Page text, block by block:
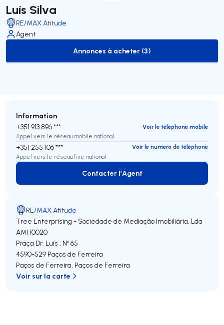
Luís Silva
RE/MAX Atitude
Agent
to-buy-listing
Annonces à acheter (3)
Information
+351 913 896 ***
Voir le téléphone mobile
Appel vers le réseau mobile national
+351 255 106 ***
Voir le numéro de téléphone
Appel vers le réseau fixe national
Contacter l’Agent
Contacter l’Agent
RE/MAX Atitude
Tree Enterprising - Sociedade de Mediação Imobiliária, Lda
AMI 10020
Praça Dr. Luís , Nº 65
4590-529 Paços de Ferreira
Paços de Ferreira, Paços de Ferreira
Voir sur la carte